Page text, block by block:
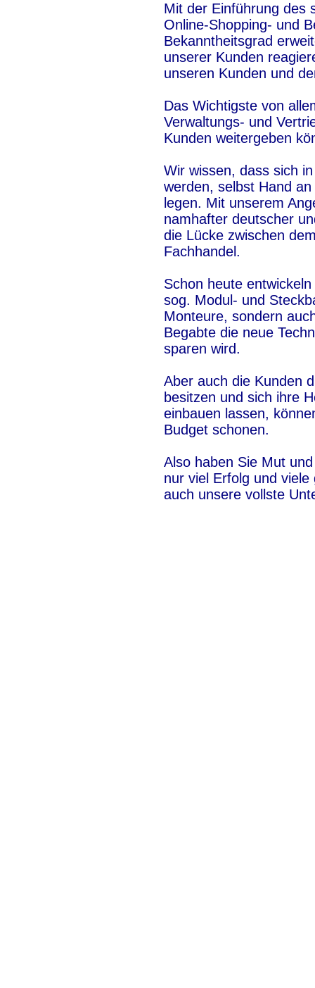
Mit der Einführung des
Online-Shopping- und
Bekanntheitsgrad
unserer Kunden
unseren Kunden und
Das Wichtigste von
Verwaltungs- und
Kunden weitergeben
Wir wissen, dass sich
werden, selbst Hand
legen. Mit unserem
namhafter deutscher
die Lücke zwischen
Fachhandel.
Schon heute
sog. Modul- und
Monteure, sondern
Begabte die neue
sparen wird.
Aber auch die Kunden
besitzen und sich ihre
einbauen lassen,
Budget schonen.
Also haben Sie Mut
nur viel Erfolg und
auch unsere vollste